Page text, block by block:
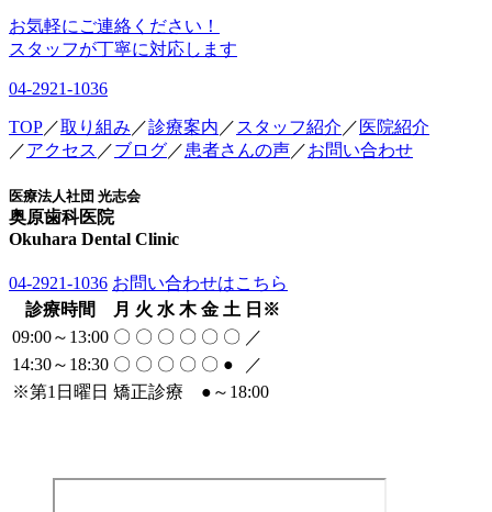
TOP／取り組み ／診療案内 ／ スタッフ紹介 ／ 医院紹介
／アクセス ／ブログ／患者さんの声／お問い合わせ
医療法人社団 光志会
奥原歯科医院
Okuhara Dental Clinic
04-2921-1036 お問い合わせはこちら
診療時間
月 火 水 木 金 土 日 ※
09:00～13:00 〇 〇 〇 〇 〇 〇 ／
14:30～18:30 〇 〇 〇 〇 〇 ●
／
※第1日曜日 矯正診療 ● ～18:00